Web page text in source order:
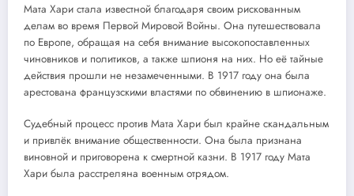
Мата Хари стала известной благодаря своим рискованным
делам во время Первой Мировой Войны. Она путешествовала
по Европе, обращая на себя внимание высокопоставленных
чиновников и политиков, а также шпионя на них. Но её тайные
действия прошли не незамеченными. В 1917 году она была
арестована французскими властями по обвинению в шпионаже.
Судебный процесс против Мата Хари был крайне скандальным
и привлёк внимание общественности. Она была признана
виновной и приговорена к смертной казни. В 1917 году Мата
Хари была расстреляна военным отрядом.